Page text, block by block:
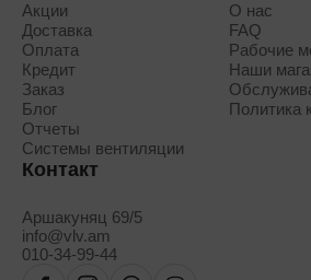
Акции
Доставка
Оплата
Кредит
Заказ
Блог
Отчеты
Системы вентиляции
О нас
FAQ
Рабочие
Наши
Политика
Контакт
Аршакуняц 69/5
info@vlv.am
010-34-99-44